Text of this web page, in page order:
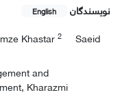
نویسندگان English
Khastar 2
Saeid
and
Kharazmi